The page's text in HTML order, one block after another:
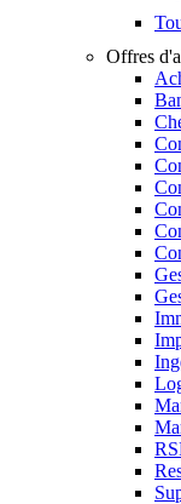
Offres